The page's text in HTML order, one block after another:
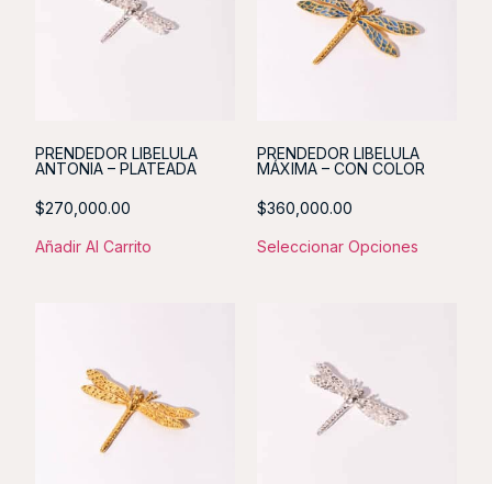
PRENDEDOR LIBELULA
ANTONIA – PLATEADA
$270,000.00
Añadir Al Carrito
PRENDEDOR LIBELULA
MÁXIMA – CON COLOR
$360,000.00
Seleccionar Opciones